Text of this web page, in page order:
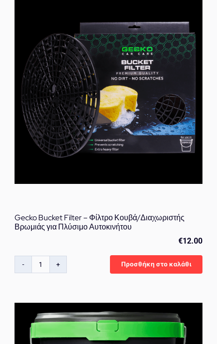
για
Δύσκολα
Σημεία
ποσότητα
Gecko Bucket Filter – Φίλτρο Κουβά/Διαχωριστής
Βρωμιάς για Πλύσιμο Αυτοκινήτου
€12.00
Gecko
–
Φίλτρο
Κουβά/
Διαχωριστής
Προσθήκη στο καλάθι